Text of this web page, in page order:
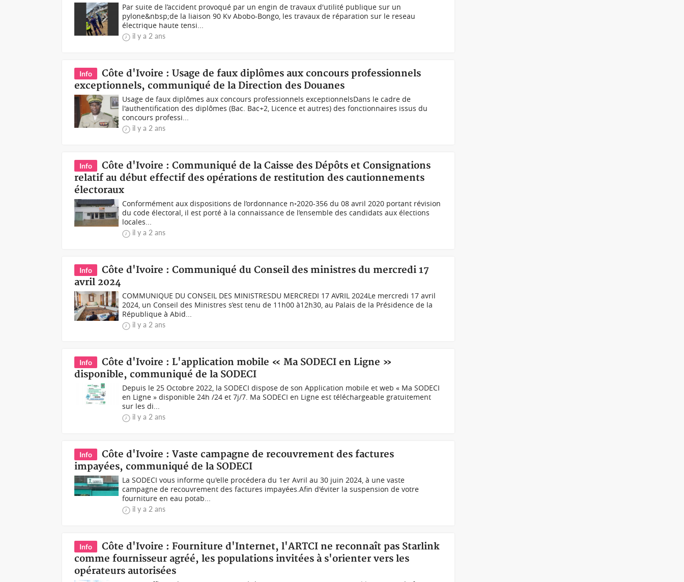
Par suite de l’accident provoqué par un engin de travaux d'utilité publique sur un
pylone&nbsp;de la liaison 90 Kv Abobo-Bongo, les travaux de réparation sur le reseau
électrique haute tensi...
il y a 2 ans
Info
Côte d'Ivoire : Usage de faux diplômes aux concours professionnels
exceptionnels, communiqué de la Direction des Douanes
Usage de faux diplômes aux concours professionnels exceptionnelsDans le cadre de
l'authentification des diplômes (Bac. Bac+2, Licence et autres) des fonctionnaires issus du
concours professi...
il y a 2 ans
Info
Côte d'Ivoire : Communiqué de la Caisse des Dépôts et Consignations
relatif au début effectif des opérations de restitution des cautionnements
électoraux
Conformément aux dispositions de l’ordonnance n◦2020-356 du 08 avril 2020 portant révision
du code électoral, il est porté à la connaissance de l’ensemble des candidats aux élections
locales...
il y a 2 ans
Info
Côte d'Ivoire : Communiqué du Conseil des ministres du mercredi 17
avril 2024
COMMUNIQUE DU CONSEIL DES MINISTRESDU MERCREDI 17 AVRIL 2024Le mercredi 17 avril
2024, un Conseil des Ministres s’est tenu de 11h00 à12h30, au Palais de la Présidence de la
République à Abid...
il y a 2 ans
Info
Côte d'Ivoire : L'application mobile « Ma SODECI en Ligne »
disponible, communiqué de la SODECI
Depuis le 25 Octobre 2022, la SODECI dispose de son Application mobile et web « Ma SODECI
en Ligne » disponible 24h /24 et 7j/7. Ma SODECI en Ligne est téléchargeable gratuitement
sur les di...
il y a 2 ans
Info
Côte d'Ivoire : Vaste campagne de recouvrement des factures
impayées, communiqué de la SODECI
La SODECI vous informe qu'elle procédera du 1er Avril au 30 juin 2024, à une vaste
campagne de recouvrement des factures impayées.Afin d'éviter la suspension de votre
fourniture en eau potab...
il y a 2 ans
Info
Côte d'Ivoire : Fourniture d'Internet, l'ARTCI ne reconnaît pas Starlink
comme fournisseur agréé, les populations invitées à s'orienter vers les
opérateurs autorisées